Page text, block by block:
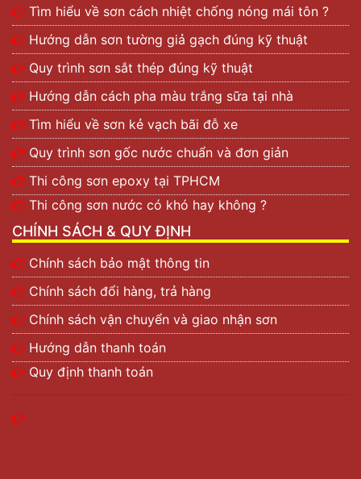
Tìm hiểu về sơn cách nhiệt chống nóng mái tôn ?
Hướng dẫn sơn tường giả gạch đúng kỹ thuật
Quy trình sơn sắt thép đúng kỹ thuật
Hướng dẫn cách pha màu trắng sữa tại nhà
Tìm hiểu về sơn kẻ vạch bãi đỗ xe
Quy trình sơn gốc nước chuẩn và đơn giản
Thi công sơn epoxy tại TPHCM
Thi công sơn nước có khó hay không ?
CHÍNH SÁCH & QUY ĐỊNH
Chính sách bảo mật thông tin
Chính sách đổi hàng, trả hàng
Chính sách vận chuyển và giao nhận sơn
Hướng dẫn thanh toán
Quy định thanh toán